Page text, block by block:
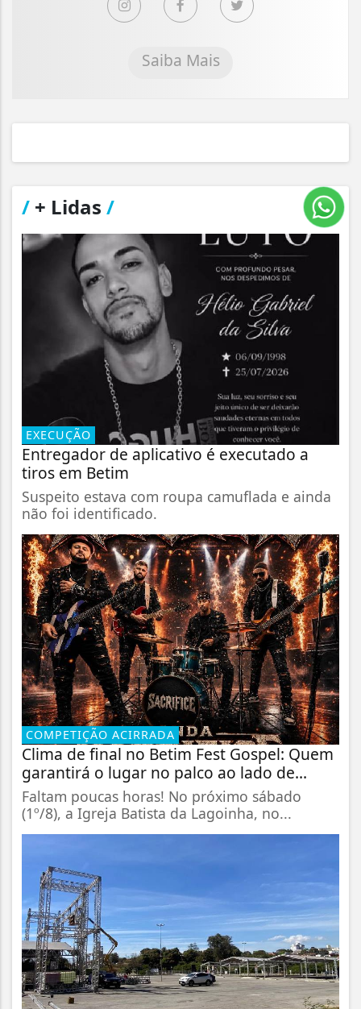
Saiba Mais
/ + Lidas /
EXECUÇÃO
Entregador de aplicativo é executado a
tiros em Betim
Suspeito estava com roupa camuflada e ainda
não foi identificado.
COMPETIÇÃO ACIRRADA
Clima de final no Betim Fest Gospel: Quem
garantirá o lugar no palco ao lado de...
Faltam poucas horas! No próximo sábado
(1º/8), a Igreja Batista da Lagoinha, no...